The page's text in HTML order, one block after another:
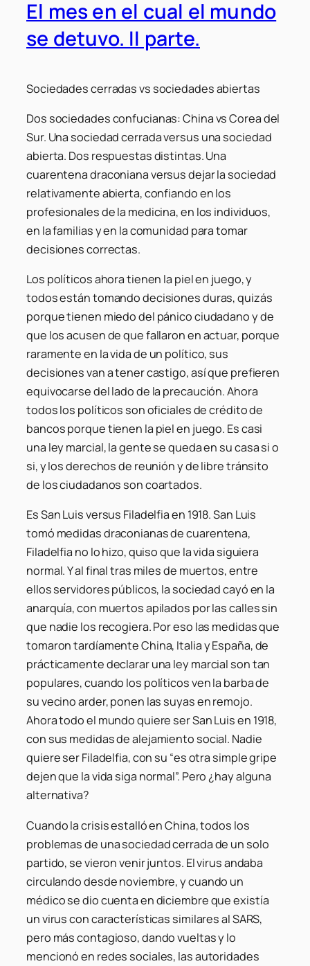
El mes en el cual el mundo
se detuvo. II parte.
Sociedades cerradas vs sociedades abiertas
Dos sociedades confucianas: China vs Corea del
Sur. Una sociedad cerrada versus una sociedad
abierta. Dos respuestas distintas. Una
cuarentena draconiana versus dejar la sociedad
relativamente abierta, confiando en los
profesionales de la medicina, en los individuos,
en la familias y en la comunidad para tomar
decisiones correctas.
Los políticos ahora tienen la piel en juego, y
todos están tomando decisiones duras, quizás
porque tienen miedo del pánico ciudadano y de
que los acusen de que fallaron en actuar, porque
raramente en la vida de un político, sus
decisiones van a tener castigo, así que prefieren
equivocarse del lado de la precaución. Ahora
todos los políticos son oficiales de crédito de
bancos porque tienen la piel en juego. Es casi
una ley marcial, la gente se queda en su casa si o
si, y los derechos de reunión y de libre tránsito
de los ciudadanos son coartados.
Es San Luis versus Filadelfia en 1918. San Luis
tomó medidas draconianas de cuarentena,
Filadelfia no lo hizo, quiso que la vida siguiera
normal. Y al final tras miles de muertos, entre
ellos servidores públicos, la sociedad cayó en la
anarquía, con muertos apilados por las calles sin
que nadie los recogiera. Por eso las medidas que
tomaron tardíamente China, Italia y España, de
prácticamente declarar una ley marcial son tan
populares, cuando los políticos ven la barba de
su vecino arder, ponen las suyas en remojo.
Ahora todo el mundo quiere ser San Luis en 1918,
con sus medidas de alejamiento social. Nadie
quiere ser Filadelfia, con su “es otra simple gripe
dejen que la vida siga normal”. Pero ¿hay alguna
alternativa?
Cuando la crisis estalló en China, todos los
problemas de una sociedad cerrada de un solo
partido, se vieron venir juntos. El virus andaba
circulando desde noviembre, y cuando un
médico se dio cuenta en diciembre que existía
un virus con características similares al SARS,
pero más contagioso, dando vueltas y lo
mencionó en redes sociales, las autoridades